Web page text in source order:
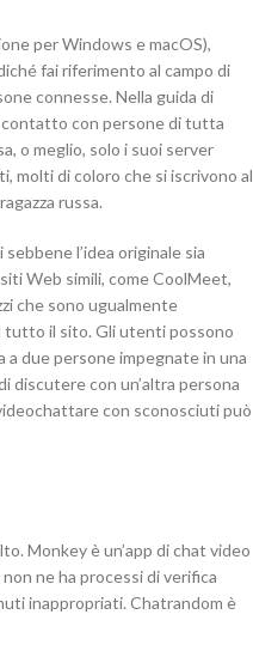
per Windows e macOS),
fai riferimento al campo di
connesse. Nella guida di
contatto con persone di tutta
o meglio, solo i suoi server
molti di coloro che si iscrivono al
russa.
l’idea originale sia
Web simili, come CoolMeet,
che sono ugualmente
tutto il sito. Gli utenti possono
a due persone impegnate in una
discutere con un’altra persona
con sconosciuti può
Monkey è un’app di chat video
ne ha processi di verifica
inappropriati. Chatrandom è